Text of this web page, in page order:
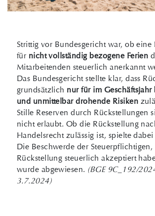
Strittig vor Bundesgericht war, ob eine
für nicht vollständig bezogene Ferien
Mitarbeitenden steuerlich anerkannt
Das Bundesgericht stellte klar, dass
grundsätzlich nur für im Geschäftsjahr
und unmittelbar drohende Risiken
Stille Reserven durch Rückstellungen
nicht erlaubt. Ob die Rückstellung
Handelsrecht zulässig ist, spielte
Die Beschwerde der
Rückstellung steuerlich akzeptiert
wurde abgewiesen. (BGE 9C_192/
3.7.2024)